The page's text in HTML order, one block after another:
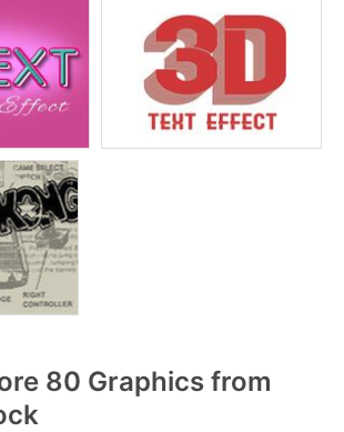
80 Graphics from